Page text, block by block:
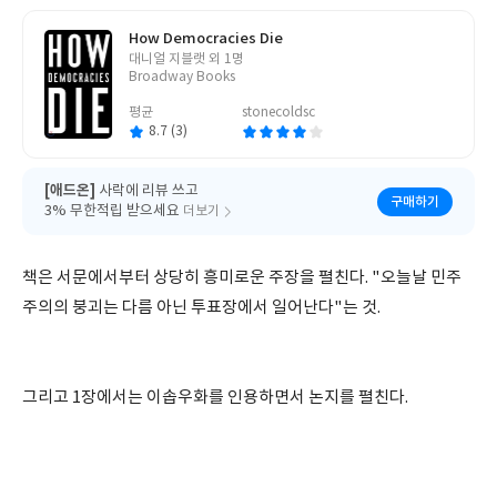
How Democracies Die
글
쓴
대니얼 지블랫 외 1명
Broadway Books
평균
8.7 (3)
stonecoldsc
[애드온] 사락에 리뷰 쓰고
3% 무한적립 받으세요 더보기
구매하기
책은 서문에서부터 상당히 흥미로운 주장을 펼친다. "오늘날 민주
주의의 붕괴는 다름 아닌 투표장에서 일어난다"는 것.
그리고 1장에서는 이솝우화를 인용하면서 논지를 펼친다.